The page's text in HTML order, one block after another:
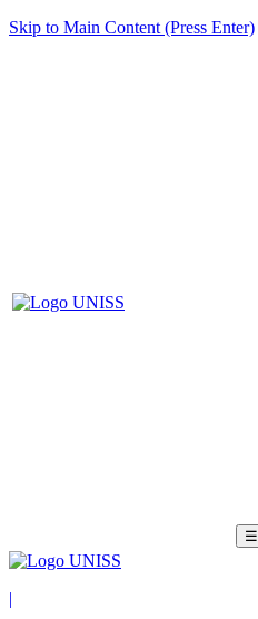
Skip to Main Content (Press Enter)
☰
|